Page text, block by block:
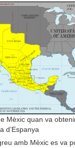
Mèxic quan va
d’Espanya
amb Mèxic es va